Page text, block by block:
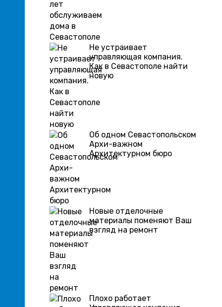
Не устраивает
управляющая компания.
Как в Севастополе найти
новую
Об одном Севастопольском
Архи-важном
Архитектурном бюро
Новые отделочные
материалы поменяют Ваш
взгляд на ремонт
Плохо работает